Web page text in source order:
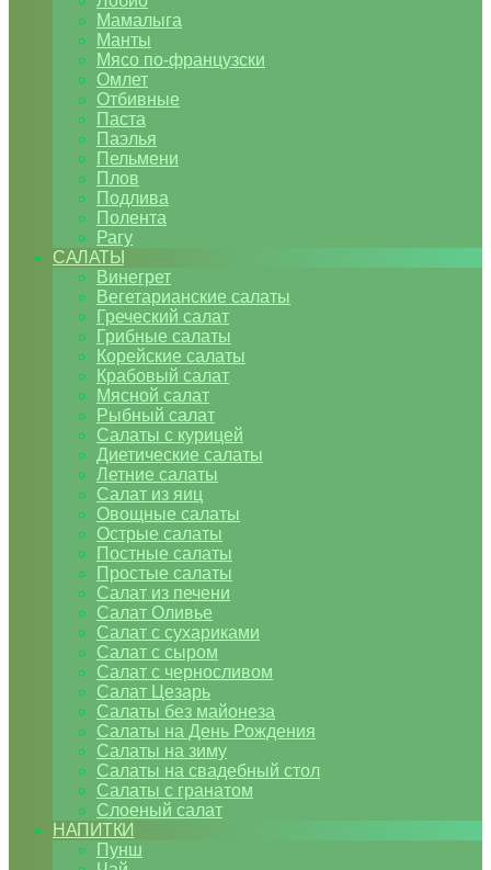
Мамалыга
Манты
Мясо по-французски
Омлет
Отбивные
Паста
Паэлья
Пельмени
Плов
Подлива
Полента
Рагу
САЛАТЫ
Винегрет
Вегетарианские салаты
Греческий салат
Грибные салаты
Корейские салаты
Крабовый салат
Мясной салат
Рыбный салат
Салаты с курицей
Диетические салаты
Летние салаты
Салат из яиц
Овощные салаты
Острые салаты
Постные салаты
Простые салаты
Салат из печени
Салат Оливье
Салат с сухариками
Салат с сыром
Салат с черносливом
Салат Цезарь
Салаты без майонеза
Салаты на День Рождения
Салаты на зиму
Салаты на свадебный стол
Салаты с гранатом
Слоеный салат
НАПИТКИ
Пунш